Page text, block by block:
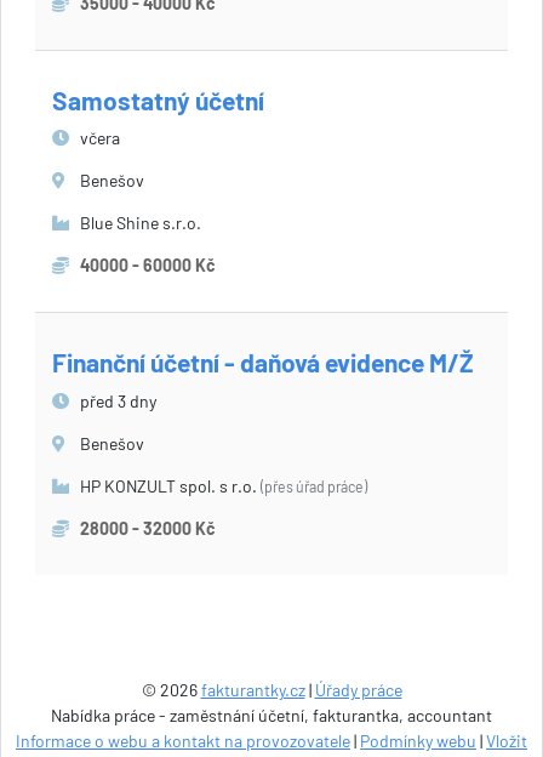
Samostatný účetní
včera
Benešov
Blue Shine s.r.o.
40000 - 60000 Kč
Finanční účetní - daňová evidence M/Ž
před 3 dny
Benešov
HP KONZULT spol. s r.o. (přes úřad práce)
28000 - 32000 Kč
© 2026fakturantky.cz| Úřady práce
Nabídka práce - zaměstnání účetní, fakturantka, accountant
Informace o webu a kontakt na provozovatele| Podmínky webu |Vložit